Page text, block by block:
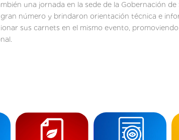
una jornada en la sede de la Gobernación
número y brindaron orientación técnica e
sus carnets en el mismo evento,